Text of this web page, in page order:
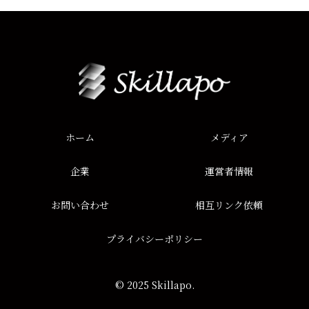
ホーム メディア
企業 運営者情報
お問い合わせ 相互リンク依頼
プライバシーポリシー
© 2025 Skillapo.